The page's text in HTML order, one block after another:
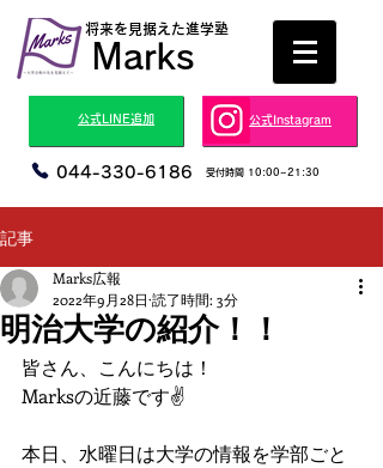
Marks
​将来を見据えた進学塾
​公式LINE追加 ​公式Instagram
044-330-6186 ​受付時間 10:00~21:30
記事
明治大学の紹介！！
Marks広報
2022年9月28日 読了時間: 3分
皆さん、こんにちは！
Marksの近藤です✌
本日、水曜日は大学の情報を学部ごと